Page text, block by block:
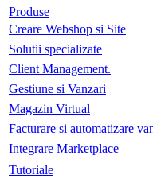
Produse
Creare Webshop si Site
Solutii specializate
Client Management.
Gestiune si Vanzari
Magazin Virtual
Facturare si automatizare
Integrare Marketplace
Tutoriale